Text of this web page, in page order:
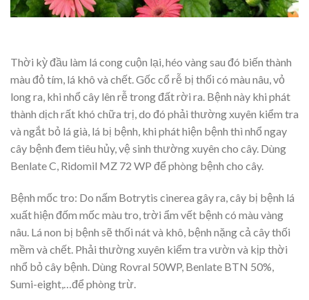
Thời kỳ đầu làm lá cong cuộn lại, héo vàng sau đó biến thành
màu đỏ tím, lá khô và chết. Gốc cổ rễ bị thối có màu nâu, vỏ
long ra, khi nhổ cây lên rễ trong đất rời ra. Bệnh này khi phát
thành dịch rất khó chữa trị, do đó phải thường xuyên kiểm tra
và ngắt bỏ lá già, lá bị bệnh, khi phát hiện bệnh thì nhổ ngay
cây bệnh đem tiêu hủy, vệ sinh thường xuyên cho cây. Dùng
Benlate C, Ridomil MZ 72 WP để phòng bệnh cho cây.
Bệnh mốc tro: Do nấm Botrytis cinerea gây ra, cây bị bệnh lá
xuất hiện đốm mốc màu tro, trời ẩm vết bệnh có màu vàng
nâu. Lá non bị bệnh sẽ thối nát và khô, bệnh nặng cả cây thối
mềm và chết. Phải thường xuyên kiểm tra vườn và kịp thời
nhổ bỏ cây bệnh. Dùng Rovral 50WP, Benlate BTN 50%,
Sumi-eight,…để phòng trừ.